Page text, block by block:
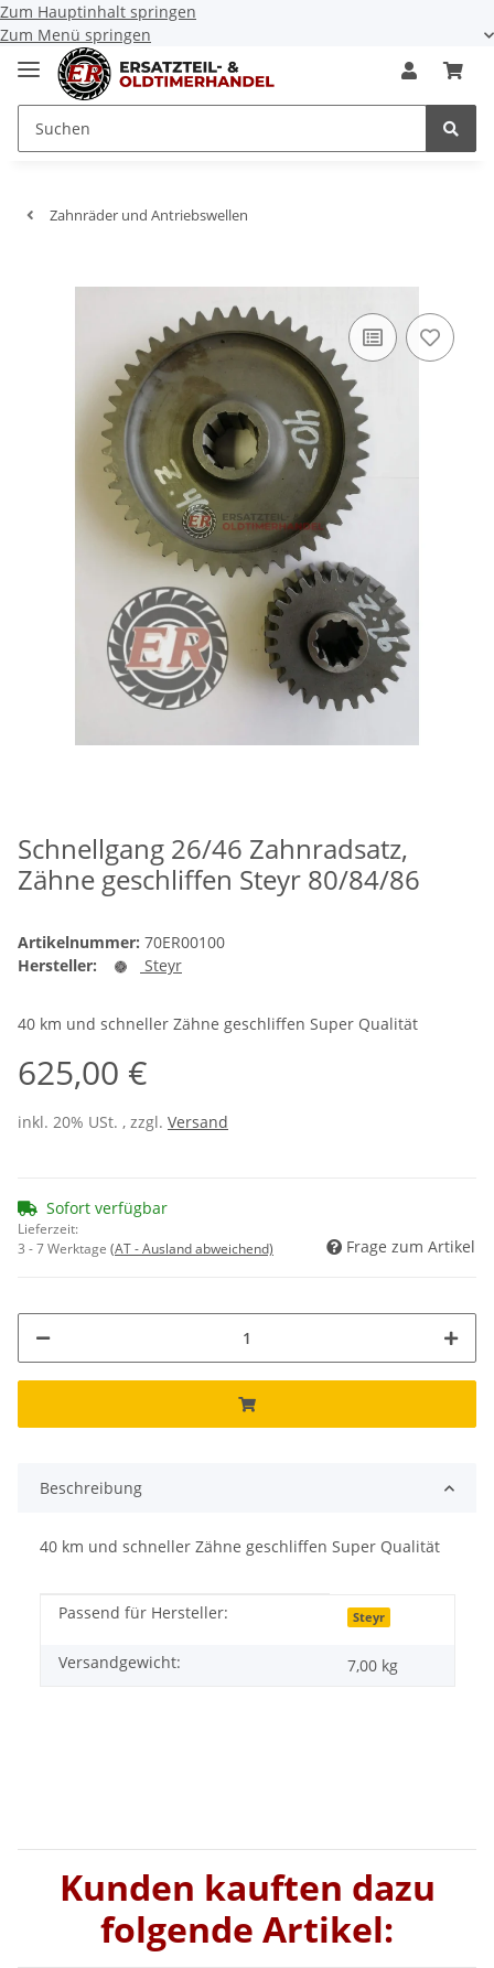
Zum Hauptinhalt springen
Zum Menü springen
Zahnräder und Antriebswellen
Schnellgang 26/46 Zahnradsatz,
Zähne geschliffen Steyr 80/84/86
Artikelnummer: 70ER00100
Hersteller:
Steyr
40 km und schneller Zähne geschliffen Super Qualität
625,00 €
inkl. 20% USt. , zzgl. Versand
Sofort verfügbar
Lieferzeit:
3 - 7 Werktage (AT - Ausland abweichend) Frage zum Artikel
Beschreibung
40 km und schneller Zähne geschliffen Super Qualität
Produkteigenschaft
Wert
Passend für Hersteller: Steyr
Versandgewicht: 7,00 kg
Kunden kauften dazu
folgende Artikel: